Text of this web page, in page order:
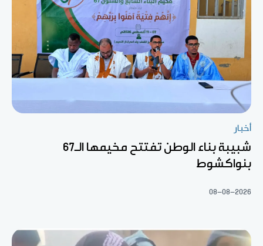
أخبار
شبيبة بناء الوطن تفتتح مخيمها الـ67
بنواكشوط
08-08-2026